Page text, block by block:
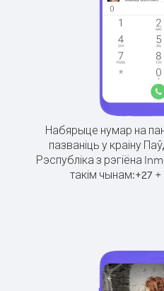
Набярыце нумар на
пазваніць у краіну
Рэспубліка з рэгіёна
такім чынам:+27 +